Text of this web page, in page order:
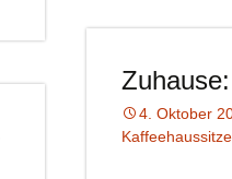
4. Oktober